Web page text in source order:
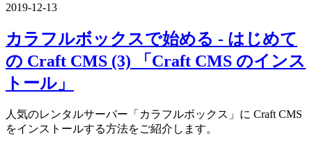
2019-12-13
カラフルボックスで始める - はじめて
の Craft CMS (3) 「Craft CMS のインス
トール」
人気のレンタルサーバー「カラフルボックス」に Craft CMS
をインストールする方法をご紹介します。